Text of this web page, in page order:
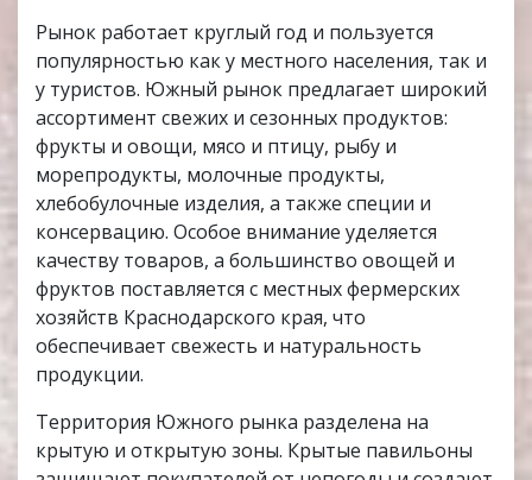
Рынок работает круглый год и пользуется
популярностью как у местного населения, так и
у туристов. Южный рынок предлагает широкий
ассортимент свежих и сезонных продуктов:
фрукты и овощи, мясо и птицу, рыбу и
морепродукты, молочные продукты,
хлебобулочные изделия, а также специи и
консервацию. Особое внимание уделяется
качеству товаров, а большинство овощей и
фруктов поставляется с местных фермерских
хозяйств Краснодарского края, что
обеспечивает свежесть и натуральность
продукции.
Территория Южного рынка разделена на
крытую и открытую зоны. Крытые павильоны